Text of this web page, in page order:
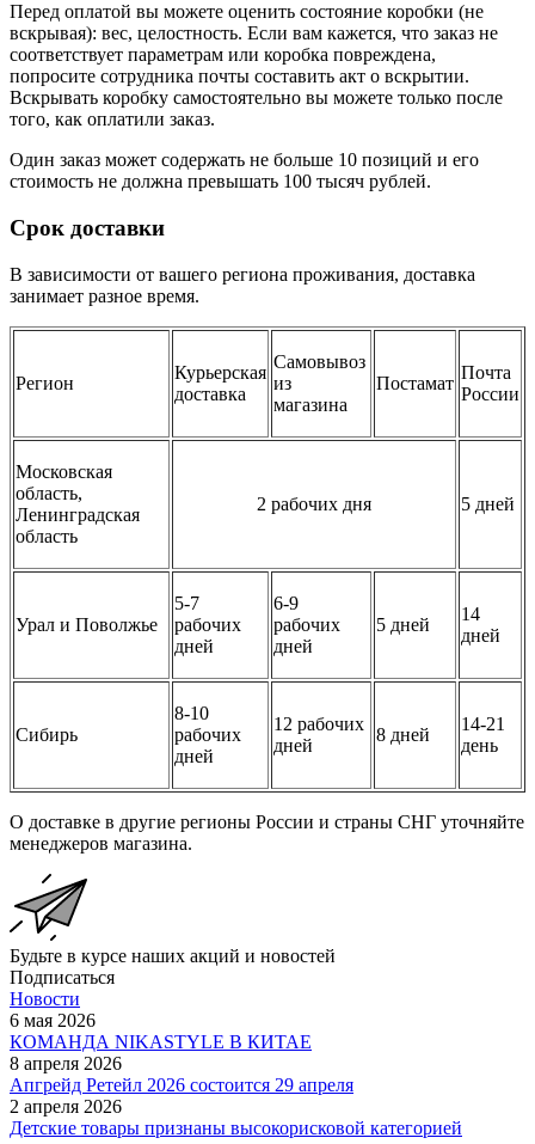
Перед оплатой вы можете оценить состояние коробки (не
вскрывая): вес, целостность. Если вам кажется, что заказ не
соответствует параметрам или коробка повреждена,
попросите сотрудника почты составить акт о вскрытии.
Вскрывать коробку самостоятельно вы можете только после
того, как оплатили заказ.
Один заказ может содержать не больше 10 позиций и его
стоимость не должна превышать 100 тысяч рублей.
Срок доставки
В зависимости от вашего региона проживания, доставка
занимает разное время.
Регион
Курьерская
доставка
Самовывоз
из
магазина
Постамат
Почта
России
Московская
область,
Ленинградская
область
2 рабочих дня 5 дней
Урал и Поволжье
5-7
рабочих
дней
6-9
рабочих
дней
5 дней
14
дней
Сибирь
8-10
рабочих
дней
12 рабочих
дней
8 дней
14-21
день
О доставке в другие регионы России и страны СНГ уточняйте
менеджеров магазина.
Будьте в курсе наших акций и новостей
Подписаться
Новости
6 мая 2026
КОМАНДА NIKASTYLE В КИТАЕ
8 апреля 2026
Апгрейд Ретейл 2026 состоится 29 апреля
2 апреля 2026
Детские товары признаны высокорисковой категорией